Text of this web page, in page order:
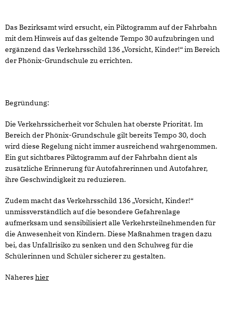
Das Bezirksamt wird ersucht, ein Piktogramm auf der Fahrbahn
mit dem Hinweis auf das geltende Tempo 30 aufzubringen und
ergänzend das Verkehrsschild 136 „Vorsicht, Kinder!“ im Bereich
der Phönix-Grundschule zu errichten.
Begründung:
Die Verkehrssicherheit vor Schulen hat oberste Priorität. Im
Bereich der Phönix-Grundschule gilt bereits Tempo 30, doch
wird diese Regelung nicht immer ausreichend wahrgenommen.
Ein gut sichtbares Piktogramm auf der Fahrbahn dient als
zusätzliche Erinnerung für Autofahrerinnen und Autofahrer,
ihre Geschwindigkeit zu reduzieren.
Zudem macht das Verkehrsschild 136 „Vorsicht, Kinder!“
unmissverständlich auf die besondere Gefahrenlage
aufmerksam und sensibilisiert alle Verkehrsteilnehmenden für
die Anwesenheit von Kindern. Diese Maßnahmen tragen dazu
bei, das Unfallrisiko zu senken und den Schulweg für die
Schülerinnen und Schüler sicherer zu gestalten.
Näheres hier